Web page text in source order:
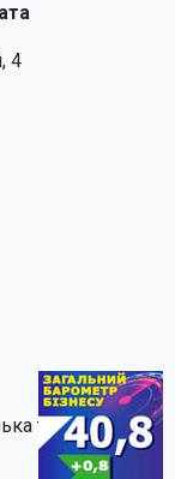
4
торгово-